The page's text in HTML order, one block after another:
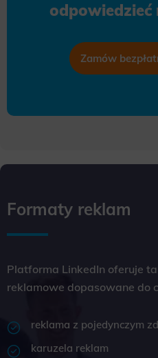
Zamów
Formaty reklam
Platforma LinkedIn oferuje
reklamowe dopasowane do
reklama z pojedynczym
karuzela reklam